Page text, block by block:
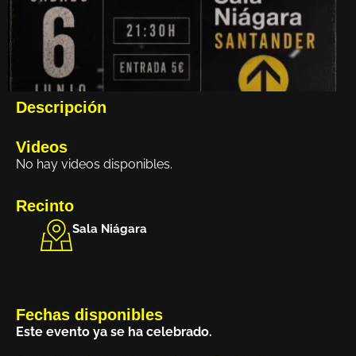
Descripción
Videos
No hay videos disponibles.
Recinto
Sala Niágara
Fechas disponibles
Este evento ya se ha celebrado.